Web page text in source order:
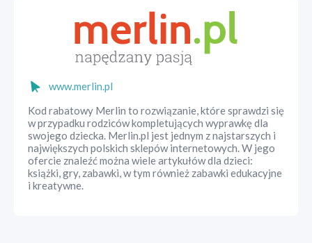
www.merlin.pl
Kod rabatowy Merlin to rozwiązanie, które sprawdzi się
w przypadku rodziców kompletujących wyprawkę dla
swojego dziecka. Merlin.pl jest jednym z najstarszych i
największych polskich sklepów internetowych. W jego
ofercie znaleźć można wiele artykułów dla dzieci:
książki, gry, zabawki, w tym również zabawki edukacyjne
i kreatywne.